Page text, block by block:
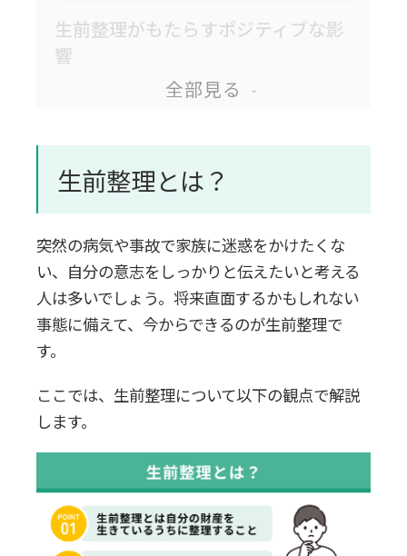
生前整理がもたらすポジティブな影
響
探し物に費やす時間が減る
未来に対する不安が軽減される
2.家族への影響
感謝の気持ちを伝えることができる
3.経済的な影響
生前整理とは？
突然の病気や事故で家族に迷惑をかけたくな
い、自分の意志をしっかりと伝えたいと考える
人は多いでしょう。将来直面するかもしれない
事態に備えて、今からできるのが生前整理で
す。
ここでは、生前整理について以下の観点で解説
します。